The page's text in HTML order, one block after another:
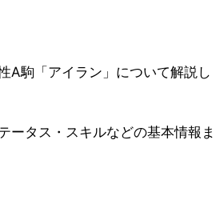
A駒「アイラン」について解説し
ータス・スキルなどの基本情報ま